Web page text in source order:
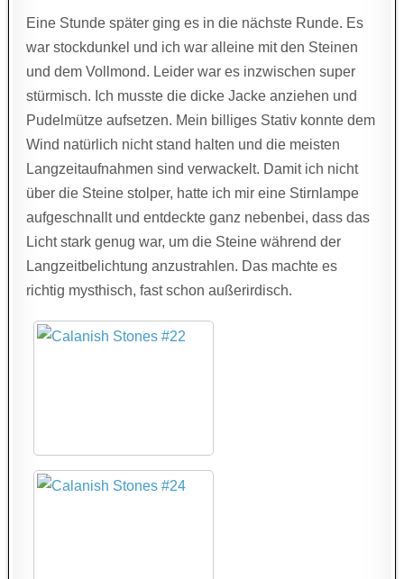
Eine Stunde später ging es in die nächste Runde. Es
war stockdunkel und ich war alleine mit den Steinen
und dem Vollmond. Leider war es inzwischen super
stürmisch. Ich musste die dicke Jacke anziehen und
Pudelmütze aufsetzen. Mein billiges Stativ konnte dem
Wind natürlich nicht stand halten und die meisten
Langzeitaufnahmen sind verwackelt. Damit ich nicht
über die Steine stolper, hatte ich mir eine Stirnlampe
aufgeschnallt und entdeckte ganz nebenbei, dass das
Licht stark genug war, um die Steine während der
Langzeitbelichtung anzustrahlen. Das machte es
richtig mysthisch, fast schon außerirdisch.